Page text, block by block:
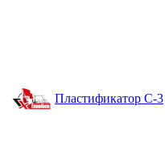
Пластификатор С-3